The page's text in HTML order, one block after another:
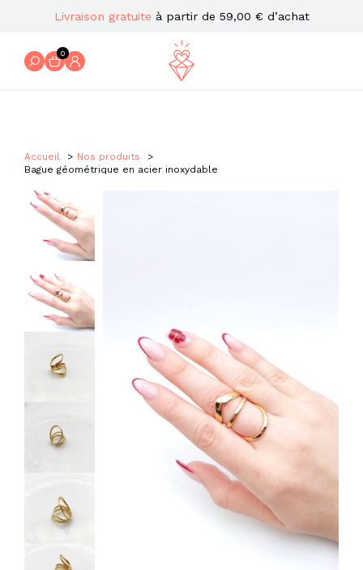
Livraison gratuite à partir de 59,00 € d’achat
0
Accueil
Nos produits
Bague géométrique en acier inoxydable